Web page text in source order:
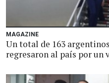
MAGAZINE
Un total de 163
regresaron al país por un